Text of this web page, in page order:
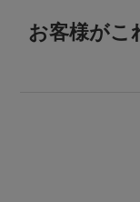
お客様がこ